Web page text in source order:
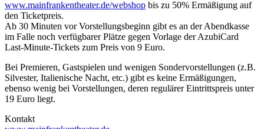
www.mainfrankentheater.de/webshop bis zu 50% Ermäßigung auf
den Ticketpreis.
Ab 30 Minuten vor Vorstellungsbeginn gibt es an der Abendkasse
im Falle noch verfügbarer Plätze gegen Vorlage der AzubiCard
Last-Minute-Tickets zum Preis von 9 Euro.
Bei Premieren, Gastspielen und wenigen Sondervorstellungen (z.B.
Silvester, Italienische Nacht, etc.) gibt es keine Ermäßigungen,
ebenso wenig bei Vorstellungen, deren regulärer Eintrittspreis unter
19 Euro liegt.
Kontakt